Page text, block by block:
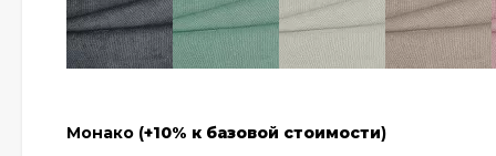
Монако (+10% к базовой стоимости)